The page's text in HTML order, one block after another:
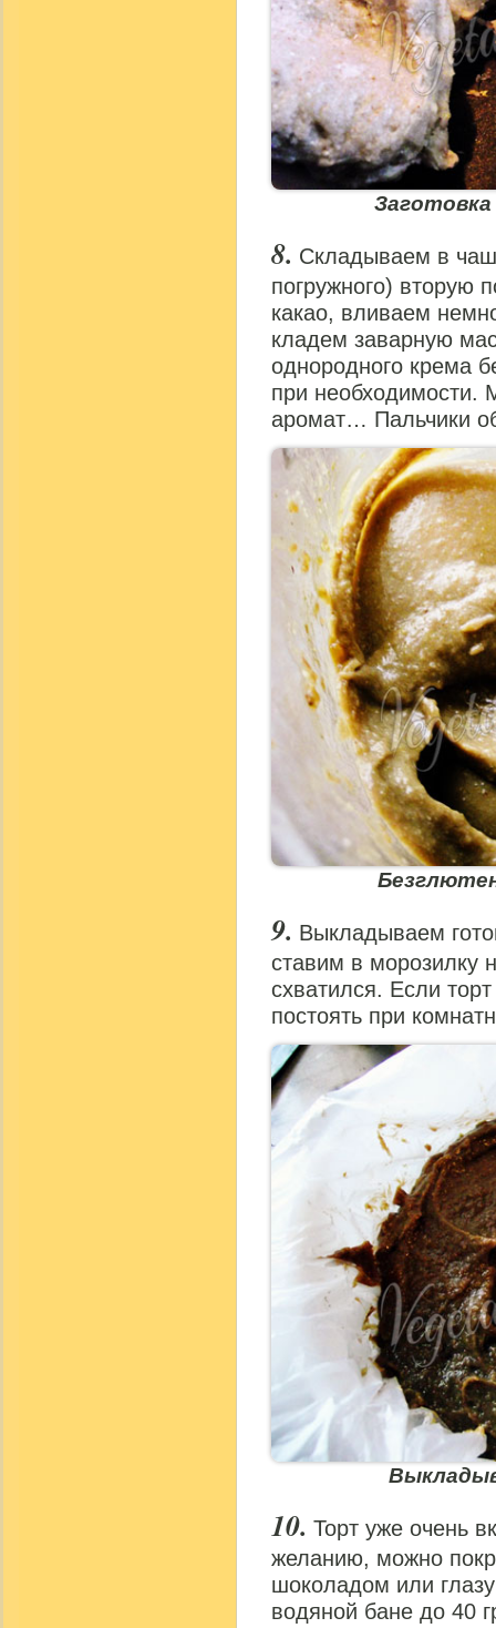
Заготовка
Складываем в
погружного) вторую
какао, вливаем
кладем заварную
однородного крема
при необходимости.
аромат… Пальчики
Выкладываем
ставим в морозилку
схватился. Если
постоять при
Торт уже очень
желанию, можно
шоколадом или
водяной бане до 40